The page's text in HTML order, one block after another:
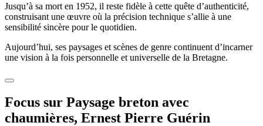
Jusqu’à sa mort en 1952, il reste fidèle à cette quête d’authenticité,
construisant une œuvre où la précision technique s’allie à une
sensibilité sincère pour le quotidien.
Aujourd’hui, ses paysages et scènes de genre continuent d’incarner
une vision à la fois personnelle et universelle de la Bretagne.
Focus sur Paysage breton avec
chaumières, Ernest Pierre Guérin